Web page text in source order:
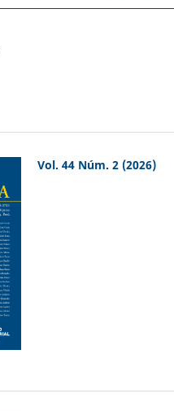
Vol. 44 Núm. 2 (2026)